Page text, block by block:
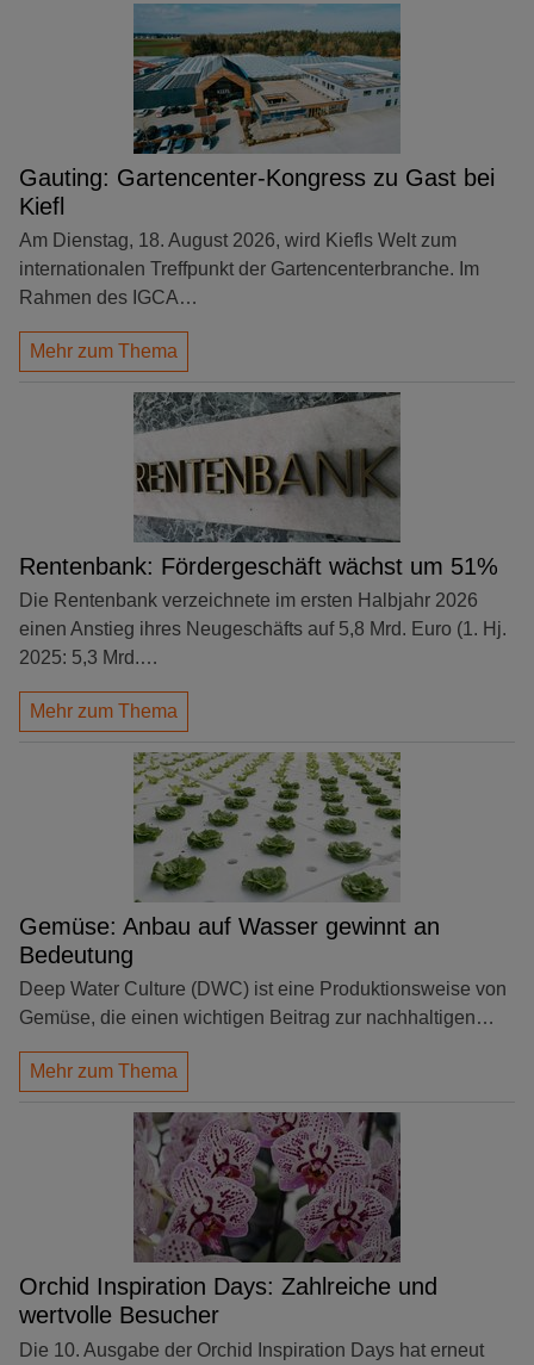
Gauting: Gartencenter-Kongress zu Gast bei
Kiefl
Am Dienstag, 18. August 2026, wird Kiefls Welt zum
internationalen Treffpunkt der Gartencenterbranche. Im
Rahmen des IGCA…
Mehr zum Thema
Rentenbank: Fördergeschäft wächst um 51%
Die Rentenbank verzeichnete im ersten Halbjahr 2026
einen Anstieg ihres Neugeschäfts auf 5,8 Mrd. Euro (1. Hj.
2025: 5,3 Mrd.…
Mehr zum Thema
Gemüse: Anbau auf Wasser gewinnt an
Bedeutung
Deep Water Culture (DWC) ist eine Produktionsweise von
Gemüse, die einen wichtigen Beitrag zur nachhaltigen…
Mehr zum Thema
Orchid Inspiration Days: Zahlreiche und
wertvolle Besucher
Die 10. Ausgabe der Orchid Inspiration Days hat erneut